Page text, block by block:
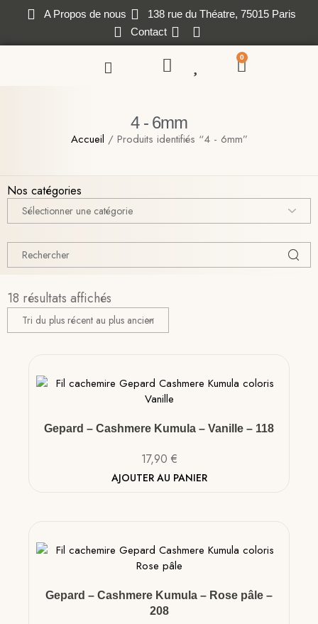
A Propos de nous
138 rue du Théatre, 75015 Paris
Contact
0
4 - 6mm
Accueil / Produits identifiés “4 - 6mm”
Nos catégories
18 résultats affichés
Gepard – Cashmere Kumula – Vanille – 118
17,90 €
AJOUTER AU PANIER
Gepard – Cashmere Kumula – Rose pâle –
208